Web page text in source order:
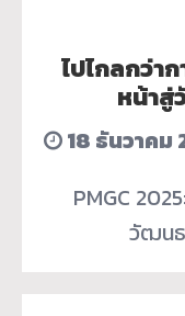
ไปไกลกว่า
หน้า
18 ธันวาคม
PMGC
วัฒนธ